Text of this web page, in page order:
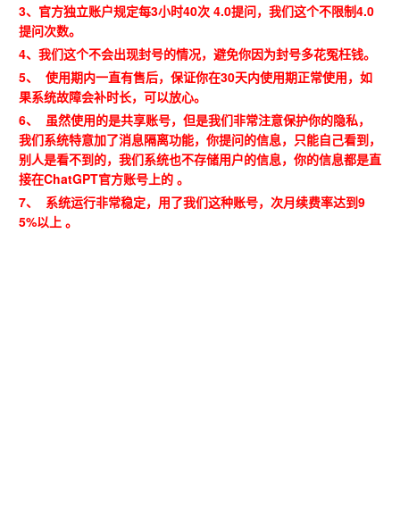
3、官方独立账户规定每3小时40次 4.0提问，我们这个不限制4.0
提问次数。
4、我们这个不会出现封号的情况，避免你因为封号多花冤枉钱。
5、 使用期内一直有售后，保证你在30天内使用期正常使用，如
果系统故障会补时长，可以放心。
6、 虽然使用的是共享账号，但是我们非常注意保护你的隐私，
我们系统特意加了消息隔离功能，你提问的信息，只能自己看到，
别人是看不到的，我们系统也不存储用户的信息，你的信息都是直
接在ChatGPT官方账号上的 。
7、 系统运行非常稳定，用了我们这种账号，次月续费率达到9
5%以上 。